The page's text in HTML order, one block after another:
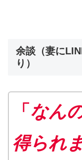
余談（妻に
り）
「 なん
得られ